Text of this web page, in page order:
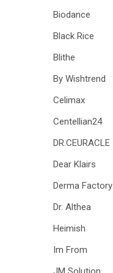
Biodance
Black Rice
Blithe
By Wishtrend
Celimax
Centellian24
DR.CEURACLE
Dear Klairs
Derma Factory
Dr. Althea
Heimish
Im From